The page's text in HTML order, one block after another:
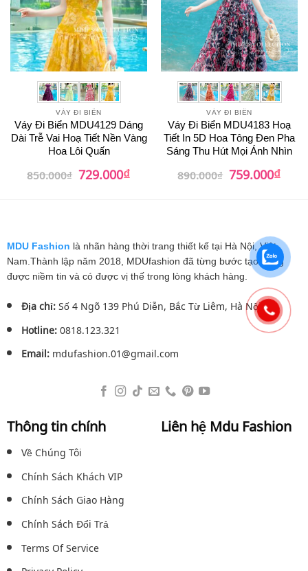
VÁY ĐI BIỂN
Váy Đi Biển MDU4129 Dáng
Dài Trễ Vai Hoạ Tiết Nền Vàng
Hoa Lôi Quấn
850.000₫ Giá
gốc
729.000₫Giá
hiện
VÁY ĐI BIỂN
Váy Đi Biển MDU4183 Hoạ
Tiết In 5D Hoa Tông Đen Pha
Sáng Thu Hút Mọi Ánh Nhìn
890.000₫ Giá
gốc
759.000₫Giá
hiện
MDU Fashion là nhãn hàng thời trang thiết kế tại Hà Nội, Việt
Nam.Thành lập năm 2018, MDUfashion đã từng bước tạo dựng
được niềm tin và có được vị thế trong lòng khách hàng.
Địa chỉ:Số 4 Ngõ 139 Phú Diễn, Bắc Từ Liêm, Hà Nội.
Hotline:0818.123.321
Email:mdufashion.01@gmail.com
Thông tin chính
Về Chúng Tôi
Chính Sách Khách VIP
Chính Sách Giao Hàng
Chính Sách Đổi Trả
Terms Of Service
Liên hệ Mdu Fashion